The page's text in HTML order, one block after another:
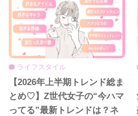
ライフスタイル
【2026年上半期トレンド総ま
とめ♡】Z世代女子の“今ハマ
ってる”最新トレンドは？ネ